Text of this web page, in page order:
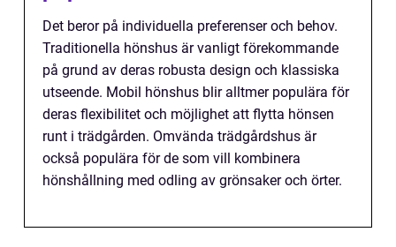
Det beror på individuella preferenser och behov.
Traditionella hönshus är vanligt förekommande
på grund av deras robusta design och klassiska
utseende. Mobil hönshus blir alltmer populära för
deras flexibilitet och möjlighet att flytta hönsen
runt i trädgården. Omvända trädgårdshus är
också populära för de som vill kombinera
hönshållning med odling av grönsaker och örter.